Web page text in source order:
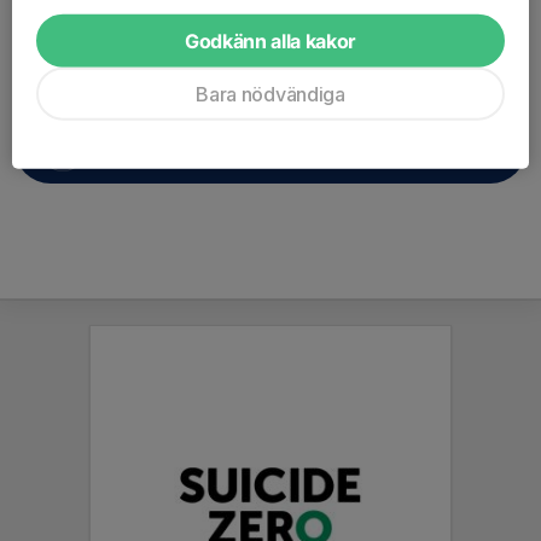
Är du redo att tinga din, eller dina alldeles egna stolpar?
150 kr är priset per lott, och vem som helst kan vara med!
Godkänn alla kakor
Bara nödvändiga